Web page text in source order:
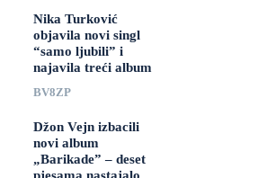
Nika Turković
objavila novi singl
“samo ljubili” i
najavila treći album
BV8ZP
Džon Vejn izbacili
novi album
„Barikade” – deset